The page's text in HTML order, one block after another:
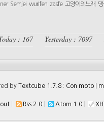
Semjei wurifen zasfe 고양이의노래
: 167 Yesterday : 7097
by Textcube 1.7.8 : Con moto
Rss 2.0 Atom 1.0